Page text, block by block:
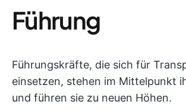
Führung
Führungskräfte, die sich für
einsetzen, stehen im Mittelpunkt
und führen sie zu neuen Höhen.